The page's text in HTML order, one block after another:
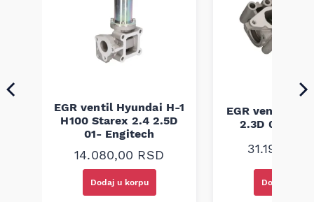
EGR ventil Hyundai H-1
H100 Starex 2.4 2.5D
01- Engitech
14.080,00 RSD
Dodaj u korpu
EGR ventil
2.3D 06-
31.190,00
Dodaj u